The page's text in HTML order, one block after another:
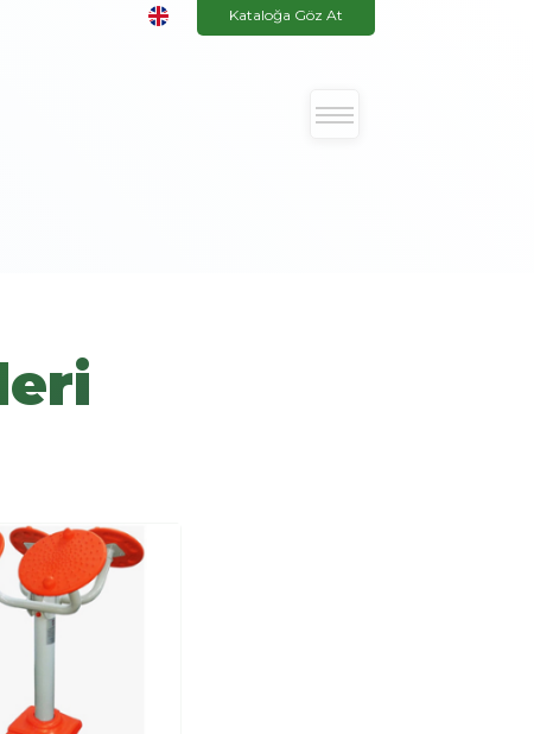
Kataloğa Göz At